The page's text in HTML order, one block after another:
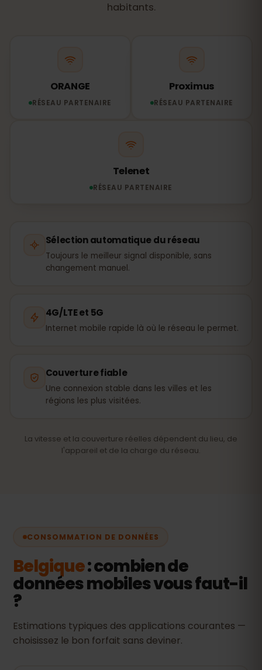
habitants.
ORANGE
RÉSEAU PARTENAIRE
Proximus
RÉSEAU PARTENAIRE
Telenet
RÉSEAU PARTENAIRE
Sélection automatique du réseau
Toujours le meilleur signal disponible, sans
changement manuel.
4G/LTE et 5G
Internet mobile rapide là où le réseau le permet.
Couverture fiable
Une connexion stable dans les villes et les
régions les plus visitées.
La vitesse et la couverture réelles dépendent du lieu, de
l'appareil et de la charge du réseau.
CONSOMMATION DE DONNÉES
Belgique: combien de
données mobiles vous faut-il
?
Estimations typiques des applications courantes —
choisissez le bon forfait sans deviner.